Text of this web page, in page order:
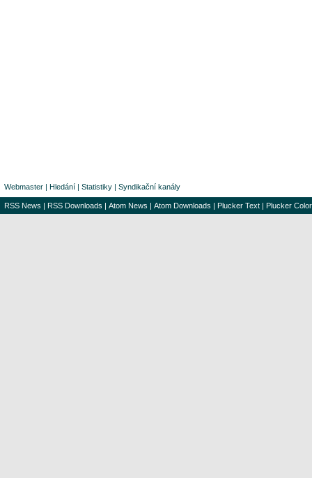
Webmaster | Hledání | Statistiky | Syndikační kanály
RSS News | RSS Downloads | Atom News | Atom Downloads | Plucker Text | Plucker Color